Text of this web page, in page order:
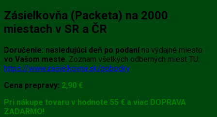
Zásielkovňa (Packeta) na 2000
miestach v SR a ČR
Doručenie: nasledujúci deň po podanína výdajné miesto
vo Vašom meste. Zoznam všetkých odberných miest TU:
https://www.zasielkovna.sk/pobocky
Cena prepravy: 2,90 €
Pri nákupe tovaru v hodnote 55 € a viac DOPRAVA
ZADARMO!